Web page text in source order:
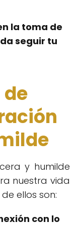
la toma de
seguir tu
y humilde
nuestra vida
ellos son:
con lo